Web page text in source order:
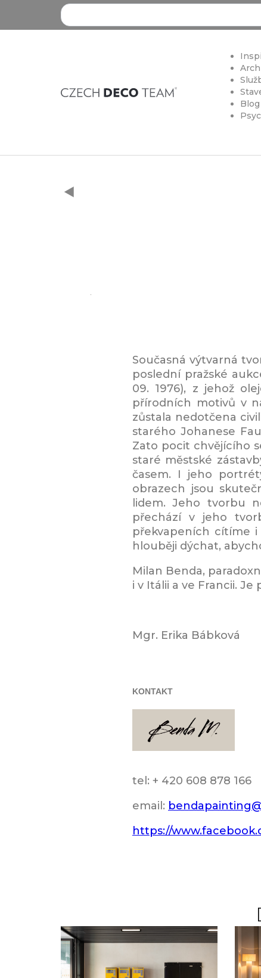
Search ...
Blog
Současná výtvarná
poslední pražské
09. 1976), z jehož
přírodních motivů v
zůstala nedotčena
starého Johanese
Zato pocit chvějícího
staré městské
časem. I jeho
obrazech jsou
lidem. Jeho tvorbu
přechází v jeho
překvapeních cítíme
hlouběji dýchat,
Milan Benda,
i v Itálii a ve Francii.
Mgr. Erika Bábková
KONTAKT
tel: + 420 608 878 166
email:
https://